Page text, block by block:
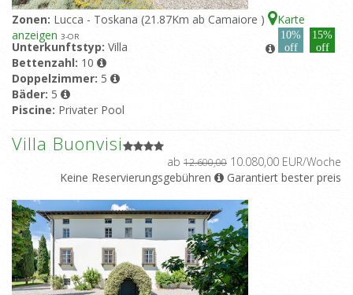
Zonen: Lucca - Toskana (21.87Km ab Camaiore )
Karte
anzeigen 3-OR
10%
off
15%
off
Unterkunftstyp: Villa
Bettenzahl: 10
Doppelzimmer: 5
Bäder: 5
Piscine: Privater Pool
Villa Buonvisi
ab 12.600,00 10.080,00 EUR/Woche
Keine Reservierungsgebühren
Garantiert bester preis